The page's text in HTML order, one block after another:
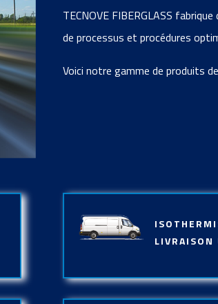
TECNOVE FIBERGLASS
de processus et procédures
Voici notre gamme de produits
LIVRAISON